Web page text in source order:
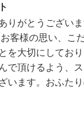
りがとうござい
客様の思い、こ
を大切にしてお
で頂けるよう、
います。おふた